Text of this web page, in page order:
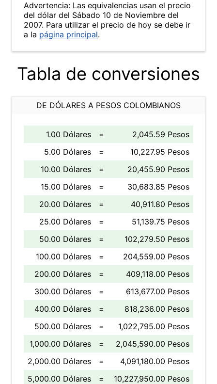
Advertencia: Las equivalencias usan el precio
del dólar del Sábado 10 de Noviembre del
2007. Para utilizar el precio de hoy se debe ir
a la página principal.
Tabla de conversiones
DE DÓLARES A PESOS COLOMBIANOS
1.00 Dólares =
2,045.59 Pesos
5.00 Dólares
=
10,227.95 Pesos
10.00 Dólares
=
20,455.90 Pesos
15.00 Dólares
=
30,683.85 Pesos
20.00 Dólares
=
40,911.80 Pesos
25.00 Dólares
=
51,139.75 Pesos
50.00 Dólares
=
102,279.50 Pesos
100.00 Dólares
=
204,559.00 Pesos
200.00 Dólares
=
409,118.00 Pesos
300.00 Dólares
=
613,677.00 Pesos
400.00 Dólares
=
818,236.00 Pesos
500.00 Dólares
=
1,022,795.00 Pesos
1,000.00 Dólares
=
2,045,590.00 Pesos
2,000.00 Dólares
=
4,091,180.00 Pesos
5,000.00 Dólares
= 10,227,950.00 Pesos